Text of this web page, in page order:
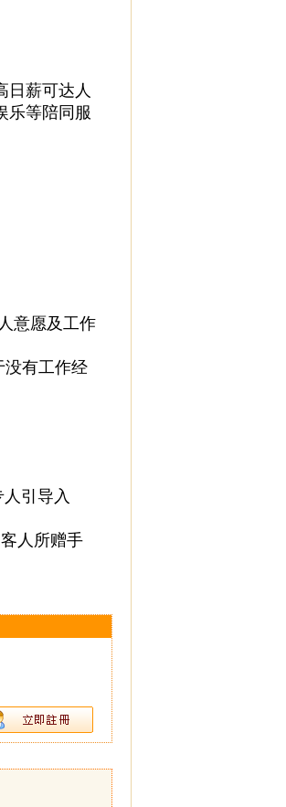
日薪可达人
乐等陪同服
意愿及工作
没有工作经
引导入
人所赠手